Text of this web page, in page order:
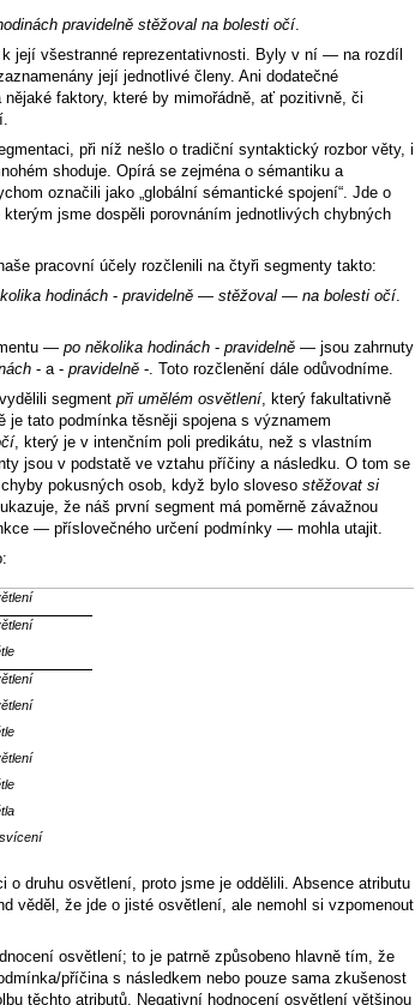
pravidelně stěžoval na bolesti očí.
její všestranné reprezentativnosti. Byly v ní — na rozdíl
její jednotlivé členy. Ani dodatečné
faktory, které by mimořádně, ať pozitivně, či
při níž nešlo o tradiční syntaktický rozbor věty, i
shoduje. Opírá se zejména o sémantiku a
označili jako „globální sémantické spojení“. Jde o
jsme dospěli porovnáním jednotlivých chybných
pracovní účely rozčlenili na čtyři segmenty takto:
hodinách - pravidelně — stěžoval — na bolesti očí.
— po několika hodinách - pravidelně — jsou zahrnuty
- a - pravidelně -. Toto rozčlenění dále odůvodníme.
segment při umělém osvětlení, který fakultativně
tato podmínka těsněji spojena s významem
, který je v intenčním poli predikátu, než s vlastním
jsou v podstatě ve vztahu příčiny a následku. O tom se
pokusných osob, když bylo sloveso stěžovat si
že náš první segment má poměrně závažnou
— příslovečného určení podmínky — mohla utajit.
o druhu osvětlení, proto jsme je oddělili. Absence atributu
věděl, že jde o jisté osvětlení, ale nemohl si vzpomenout
osvětlení; to je patrně způsobeno hlavně tím, že
příčina s následkem nebo pouze sama zkušenost
těchto atributů. Negativní hodnocení osvětlení většinou